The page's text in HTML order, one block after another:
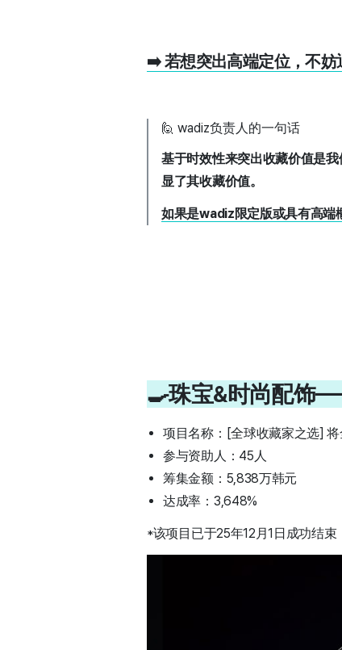
➡️ 若想突出高端定位，不妨
🙋 wadiz负责人的一句话
基于时效性来突出收藏价值是
显了其收藏价值。
如果是wadiz限定版或具有高端
🍳珠宝&时尚配饰
项目名称： [全球收藏家之选]
参与资助人：45人
筹集金额：5,838万韩元
达成率：3,648%
*该项目已于25年12月1日成功结束